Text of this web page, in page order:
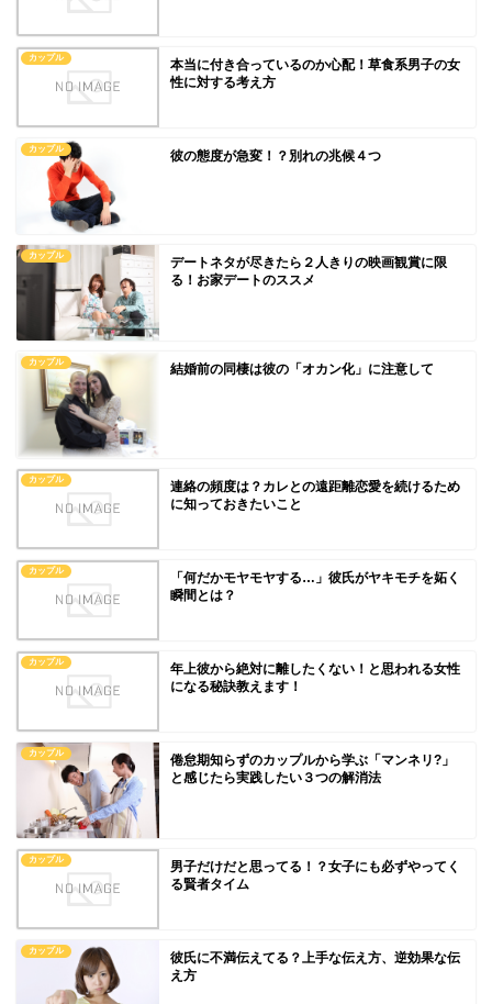
カップル
本当に付き合っているのか心配！草食系男子の女
性に対する考え方
カップル 彼の態度が急変！？別れの兆候４つ
カップル
デートネタが尽きたら２人きりの映画観賞に限
る！お家デートのススメ
カップル 結婚前の同棲は彼の「オカン化」に注意して
カップル
連絡の頻度は？カレとの遠距離恋愛を続けるため
に知っておきたいこと
カップル
「何だかモヤモヤする…」彼氏がヤキモチを妬く
瞬間とは？
カップル
年上彼から絶対に離したくない！と思われる女性
になる秘訣教えます！
カップル
倦怠期知らずのカップルから学ぶ「マンネリ?」
と感じたら実践したい３つの解消法
カップル
男子だけだと思ってる！？女子にも必ずやってく
る賢者タイム
カップル
彼氏に不満伝えてる？上手な伝え方、逆効果な伝
え方